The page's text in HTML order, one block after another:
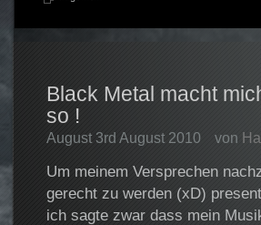
Black Metal macht
so !
August 3rd August 2010 von
Um meinem Versprechen
gerecht zu werden (xD)
ich sagte zwar dass mein